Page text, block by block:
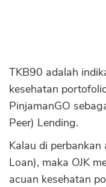
Asuransi Syariah
TKB90 adalah
kesehatan
PinjamanGO
Peer) Lending.
Kalau di
Loan), maka OJK
acuan kesehatan